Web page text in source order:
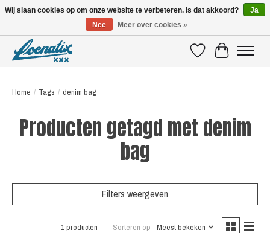
VerlanglijstWinkelwagen
Home / Tags / denim bag
Producten getagd met denim
bag
Filters weergeven
1 producten Sorteren op Meest bekeken
Wij slaan cookies op om onze website te verbeteren. Is dat akkoord?
Ja
Nee
Meer over cookies »